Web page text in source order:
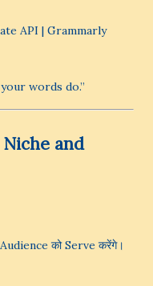
API | Grammarly
words do.”
and
को Serve करेंगे।